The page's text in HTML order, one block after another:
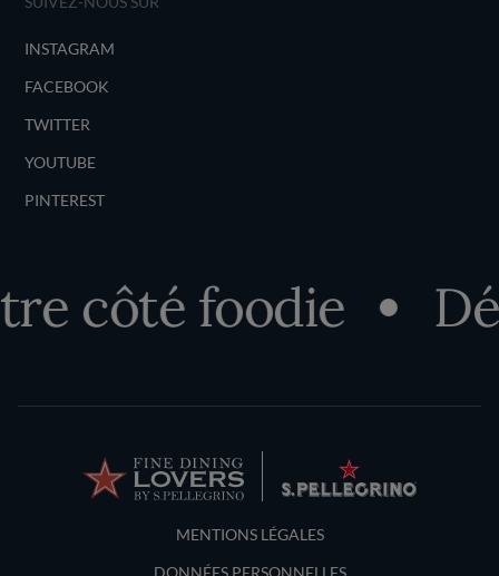
INSTAGRAM
FACEBOOK
TWITTER
YOUTUBE
PINTEREST
côté foodie
Terms and Conditions
MENTIONS LÉGALES
DONNÉES PERSONNELLES